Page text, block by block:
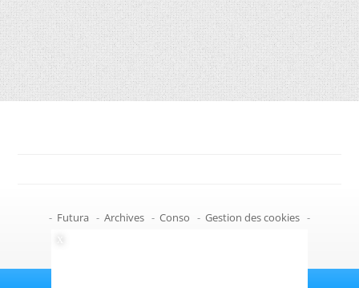
- Futura - Archives - Conso - Gestion des cookies -